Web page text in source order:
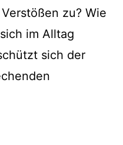
zu? Wie
im Alltag
sich der